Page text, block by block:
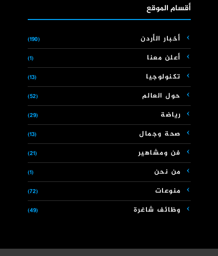
أقسام الموقع
أخبار الأردن (190)
أعلن معنا (1)
تكنولوجيا (13)
حول العالم (52)
رياضة (29)
صحة وجمال (13)
فن ومشاهير (21)
من نحن (1)
منوعات (72)
وظائف شاغرة (49)